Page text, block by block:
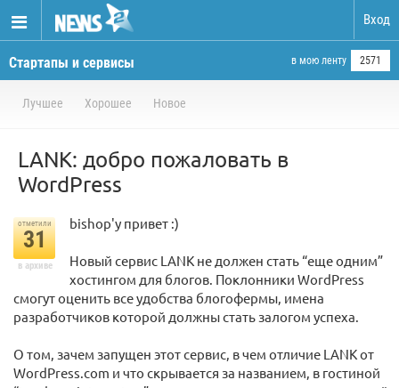
Вход
Стартапы и сервисы в мою ленту 2571
Лучшее Хорошее Новое
LANK: добро пожаловать в
WordPress
отметили
31
в архиве
bishop'у привет :)
Новый сервис LANK не должен стать “еще одним”
хостингом для блогов. Поклонники WordPress
смогут оценить все удобства блогофермы, имена
разработчиков которой должны стать залогом успеха.
О том, зачем запущен этот сервис, в чем отличие LANK от
WordPress.com и что скрывается за названием, в гостиной